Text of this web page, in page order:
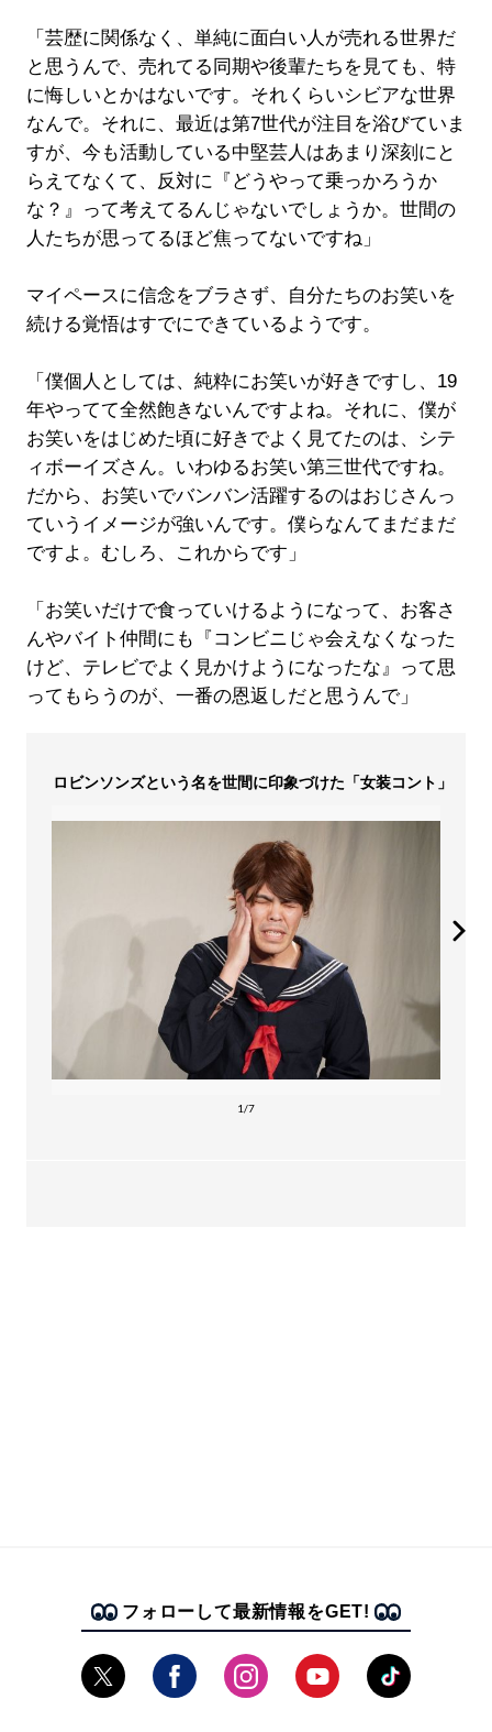
「芸歴に関係なく、単純に面白い人が売れる世界だ
と思うんで、売れてる同期や後輩たちを見ても、特
に悔しいとかはないです。それくらいシビアな世界
なんで。それに、最近は第7世代が注目を浴びていま
すが、今も活動している中堅芸人はあまり深刻にと
らえてなくて、反対に『どうやって乗っかろうか
な？』って考えてるんじゃないでしょうか。世間の
人たちが思ってるほど焦ってないですね」
マイペースに信念をブラさず、自分たちのお笑いを
続ける覚悟はすでにできているようです。
「僕個人としては、純粋にお笑いが好きですし、19
年やってて全然飽きないんですよね。それに、僕が
お笑いをはじめた頃に好きでよく見てたのは、シテ
ィボーイズさん。いわゆるお笑い第三世代ですね。
だから、お笑いでバンバン活躍するのはおじさんっ
ていうイメージが強いんです。僕らなんてまだまだ
ですよ。むしろ、これからです」
「お笑いだけで食っていけるようになって、お客さ
んやバイト仲間にも『コンビニじゃ会えなくなった
けど、テレビでよく見かけようになったな』って思
ってもらうのが、一番の恩返しだと思うんで」
ロビンソンズという名を世間に印象づけた「女装コント」
1/7
フォローして最新情報をGET!